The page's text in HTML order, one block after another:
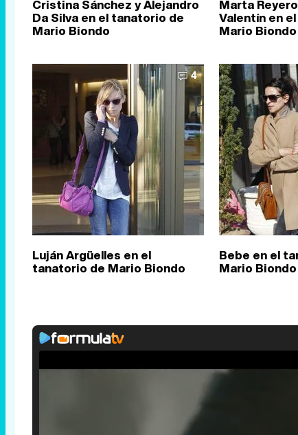
Cristina Sánchez y Alejandro
Da Silva en el tanatorio de
Mario Biondo
Marta
Valentín en
Mario Biondo
4
Luján Argüelles en el
tanatorio de Mario Biondo
Bebe en el
Mario Biondo